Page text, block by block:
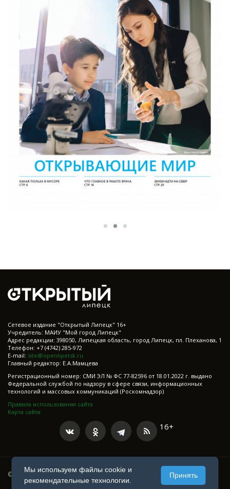
Cетевое издание "Открытый Липецк" 16+
Учредитель: МАИУ "Мой город Липецк"
Адрес редакции: 398050, Липецкая область, город Липецк, пл. Плеханова, 1
Телефон: +7 (4742) 285-972
E-mail: site@openlipetsk.ru
Главный редактор: Е.А.Мамцева
Регистрационный номер: СМИ ЭЛ № ФС 77-82596 от 18.01.2022 г. выдано
Федеральной службой по надзору в сфере связи, информационных
технологий и массовых коммуникаций (Роскомнадзор)
Правила использования сайта
Карта сайта
16+
© 2021-2025 Все права защищены
Мы используем файлы cookie и
рекомендательные технологии.
Принять